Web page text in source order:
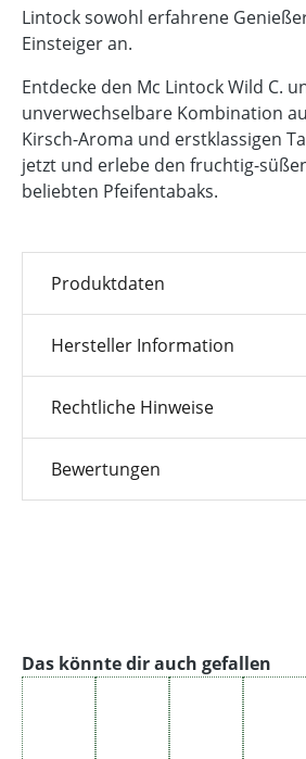
Lintock sowohl erfahrene
Einsteiger an.
Entdecke den Mc Lintock Wild C.
unverwechselbare Kombination
Kirsch-Aroma und erstklassigen
jetzt und erlebe den fruchtig-
beliebten Pfeifentabaks.
Produktdaten
Hersteller Information
Rechtliche Hinweise
Bewertungen
Produktgalerie überspringen
Das könnte dir auch gefallen